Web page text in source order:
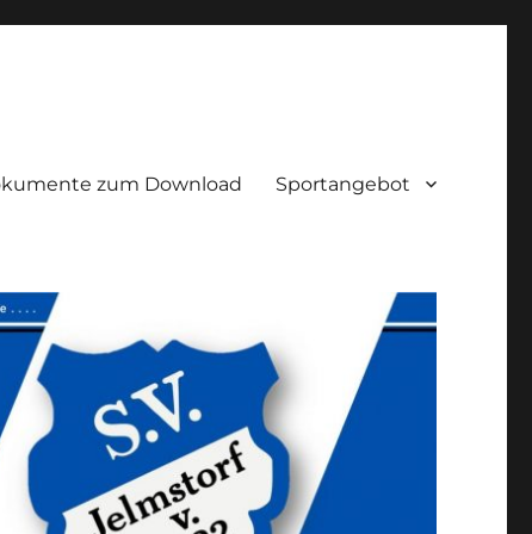
zum Download Sportangebot